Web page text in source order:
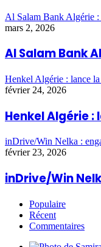
Al Salam Bank Algérie :
mars 2, 2026
Al Salam Bank
Henkel Algérie : lance la
février 24, 2026
Henkel Algérie :
inDrive/Win Nelka :
février 23, 2026
inDrive/Win
Populaire
Récent
Commentaires